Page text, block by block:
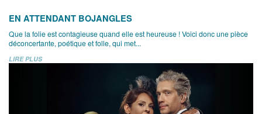
EN ATTENDANT BOJANGLES
Que la folie est contagieuse quand elle est heureuse ! Voici donc une pièce
déconcertante, poétique et folle, qui met...
LIRE PLUS